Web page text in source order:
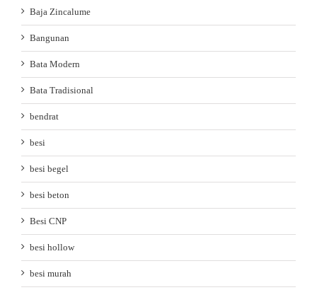
Baja Zincalume
Bangunan
Bata Modern
Bata Tradisional
bendrat
besi
besi begel
besi beton
Besi CNP
besi hollow
besi murah